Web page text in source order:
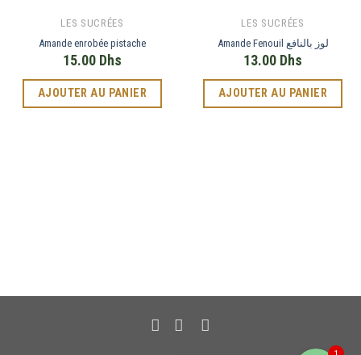
LES SUCRÉES
Amande enrobée pistache
15.00 Dhs
AJOUTER AU PANIER
LES SUCRÉES
Amande Fenouil لوز بالنافع
13.00 Dhs
AJOUTER AU PANIER
WhatsApp